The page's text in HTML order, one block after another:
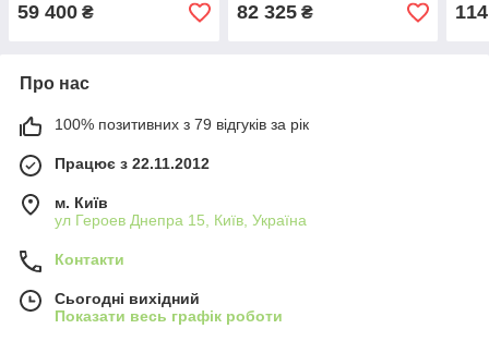
59 400 ₴ 82 325₴
Про нас
100% позитивних з 79 відгуків за рік
Працює з 22.11.2012
м. Київ
ул Героев Днепра 15, Київ, Україна
Контакти
Сьогодні вихідний
Показати весь графік роботи